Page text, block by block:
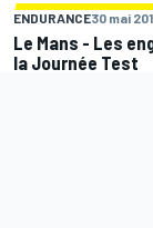
ENDURANCE30 mai
Le Mans - Les
la Journée Test